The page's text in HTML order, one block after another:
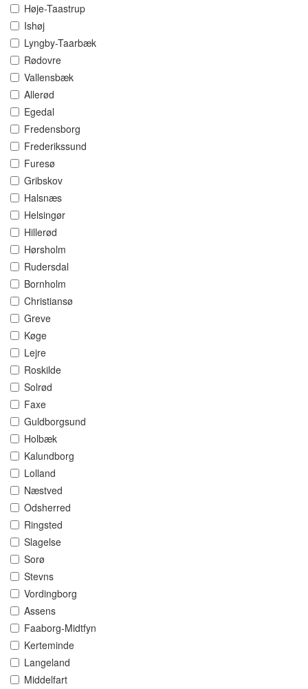
Høje-Taastrup
Ishøj
Lyngby-Taarbæk
Rødovre
Vallensbæk
Allerød
Egedal
Fredensborg
Frederikssund
Furesø
Gribskov
Halsnæs
Helsingør
Hillerød
Hørsholm
Rudersdal
Bornholm
Christiansø
Greve
Køge
Lejre
Roskilde
Solrød
Faxe
Guldborgsund
Holbæk
Kalundborg
Lolland
Næstved
Odsherred
Ringsted
Slagelse
Sorø
Stevns
Vordingborg
Assens
Faaborg-Midtfyn
Kerteminde
Langeland
Middelfart